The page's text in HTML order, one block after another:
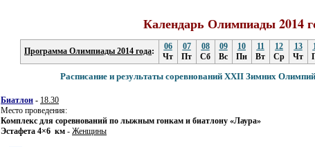
Календарь Олимпиады2014
Программа Олимпиады 2014 года:
06
Чт
07
Пт
08
Сб
09
Вс
10
Пн
11
Вт
12
Ср
13
Чт
Расписание и результаты соревнований XXII Зимних
Биатлон - 18.30
Место проведения:
Комплекс для соревнований по лыжным гонкам и биатлону «Лаура»
Эстафета 4×6 км - Женщины